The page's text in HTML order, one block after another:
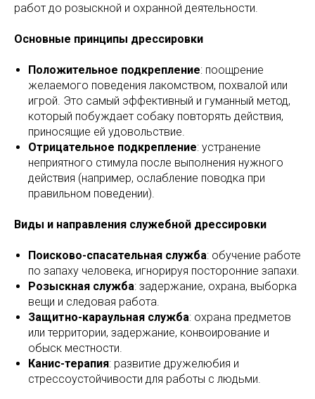
работ до розыскной и охранной деятельности.
Основные принципы дрессировки
Положительное подкрепление: поощрение
желаемого поведения лакомством, похвалой или
игрой. Это самый эффективный и гуманный метод,
который побуждает собаку повторять действия,
приносящие ей удовольствие.
Отрицательное подкрепление: устранение
неприятного стимула после выполнения нужного
действия (например, ослабление поводка при
правильном поведении).
Виды и направления служебной дрессировки
Поисково-спасательная служба: обучение работе
по запаху человека, игнорируя посторонние запахи.
Розыскная служба: задержание, охрана, выборка
вещи и следовая работа.
Защитно-караульная служба: охрана предметов
или территории, задержание, конвоирование и
обыск местности.
Канис-терапия: развитие дружелюбия и
стрессоустойчивости для работы с людьми.